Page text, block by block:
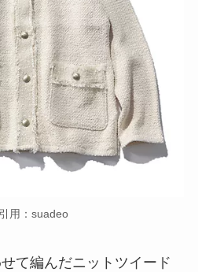
用：suadeo
て編んだニットツイード